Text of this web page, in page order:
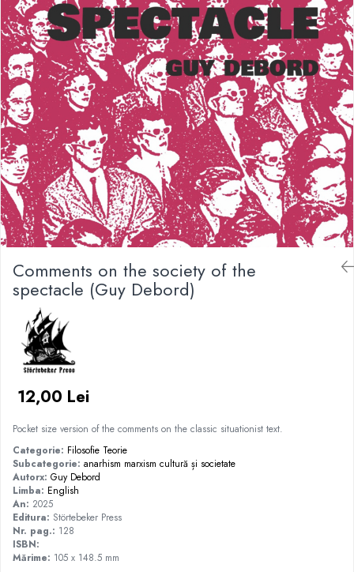
Comments on the society of the
spectacle (Guy Debord)
12,00 Lei
Pocket size version of the comments on the classic situationist text.
Categorie: Filosofie Teorie
Subcategorie: anarhism marxism cultură și societate
Autorx: Guy Debord
Limba: English
An: 2025
Editura: Störtebeker Press
Nr. pag.: 128
ISBN:
Mărime: 105 x 148.5 mm